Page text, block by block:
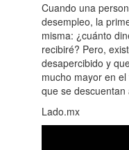
Cuando una
desempleo, la
misma: ¿cuánto
recibiré? Pero,
desapercibido y
mucho mayor en
que se
Lado.mx